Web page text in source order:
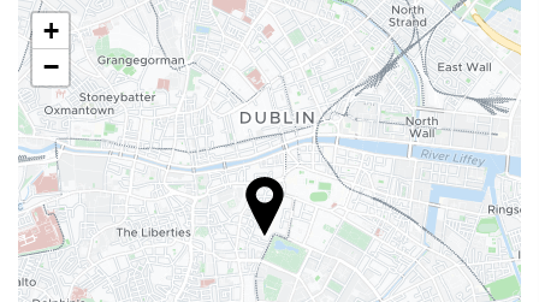
No admite mascotas
Servicios de recepción
Guardaequipaje
Caja fuerte
Cambio de divisa
Información turística
+
−